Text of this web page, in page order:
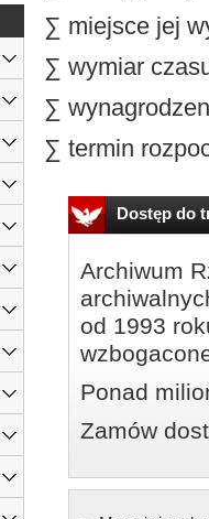
∑ miejsce jej
∑ wymiar
∑
∑ termin
Dostęp do
Archiwum
od 1993
Ponad
Zamów